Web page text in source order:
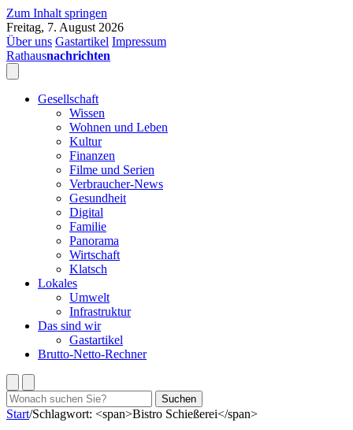
Zum Inhalt springen
Freitag, 7. August 2026
Über uns Gastartikel Impressum
Rathausnachrichten
Gesellschaft
Wissen
Wohnen und Leben
Kultur
Finanzen
Filme und Serien
Verbraucher-News
Gesundheit
Digital
Familie
Panorama
Wirtschaft
Klatsch
Lokales
Umwelt
Infrastruktur
Das sind wir
Gastartikel
Brutto-Netto-Rechner
Suchen
nach:
Suchen
Start/Schlagwort: <span>Bistro Schießerei</span>